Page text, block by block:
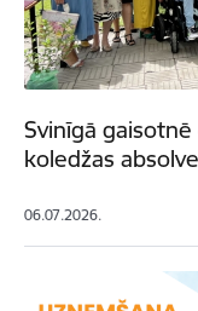
Svinīgā
koledžas
06.07.2026.